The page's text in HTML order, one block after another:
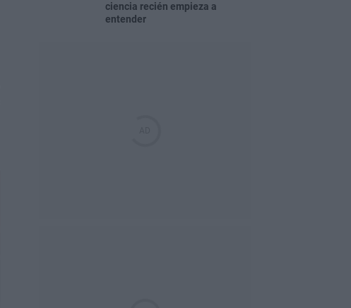
ciencia recién empieza a
entender